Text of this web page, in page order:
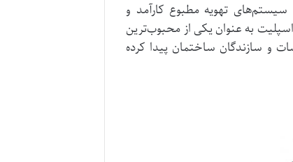
سیستم‌های تهویه مطبوع کارآمد و
به عنوان یکی از محبوب‌ترین
و سازندگان ساختمان پیدا کرده